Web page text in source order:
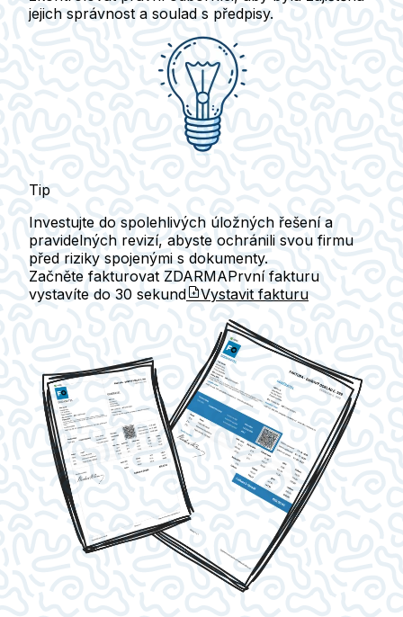
jejich správnost a soulad s předpisy.
Tip
Investujte do spolehlivých úložných řešení a
pravidelných revizí, abyste ochránili svou firmu
před riziky spojenými s dokumenty.
Začněte fakturovat ZDARMAPrvní fakturu
vystavíte do 30 sekund Vystavit fakturu